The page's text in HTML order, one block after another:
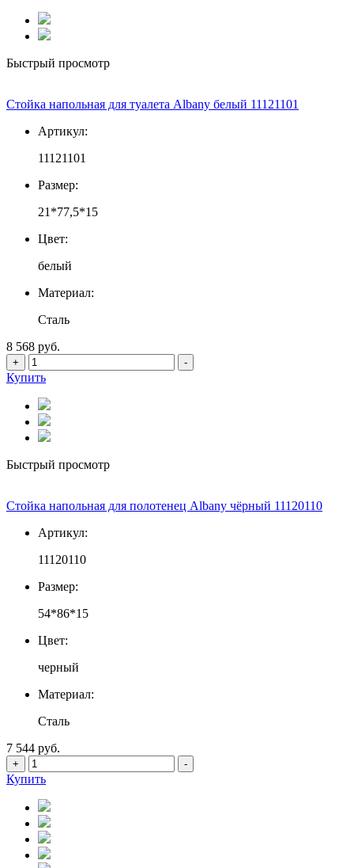
Быстрый просмотр
Стойка напольная для туалета Albany белый 11121101
Артикул:
11121101
Размер:
21*77,5*15
Цвет:
белый
Материал:
Сталь
8 568 руб.
+ -
Купить
Быстрый просмотр
Стойка напольная для полотенец Albany чёрный 11120110
Артикул:
11120110
Размер:
54*86*15
Цвет:
черный
Материал:
Сталь
7 544 руб.
+ -
Купить